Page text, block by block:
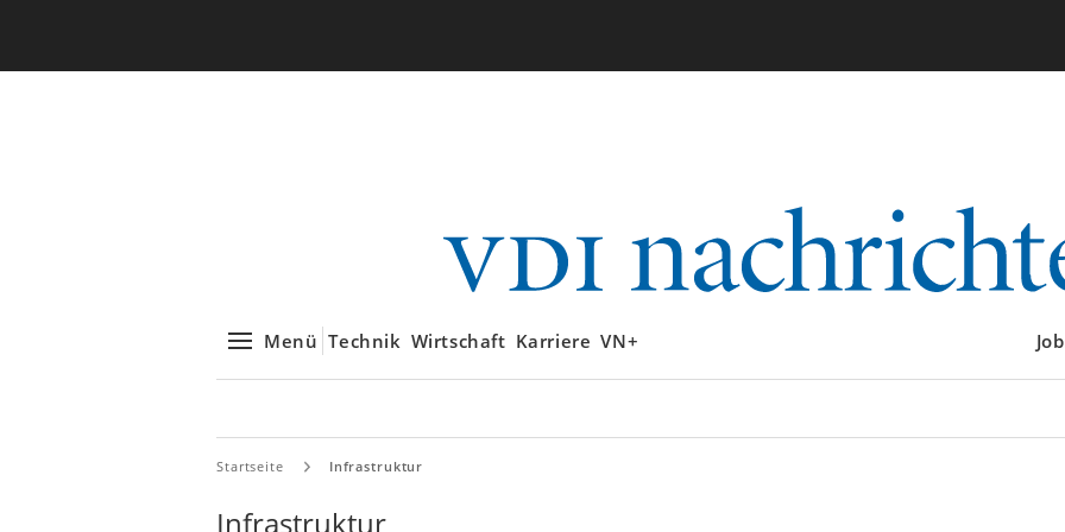
Menü Technik Wirtschaft Karriere VN+
Startseite Infrastruktur
Infrastruktur